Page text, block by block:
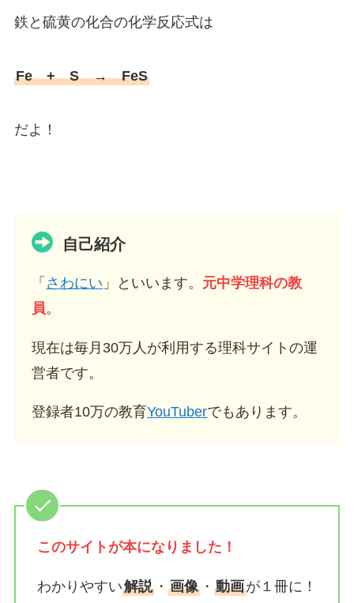
鉄と硫黄の化合の化学反応式は
Fe + S → FeS
だよ！
自己紹介
「 さわにい 」といいます。 元中学理科の教
員 。
現在は毎月30万人が利用する理科サイトの運
営者です。
登録者10万の教育YouTuberでもあります。
このサイトが本になりました！
わかりやすい解説・ 画像・ 動画が１冊に！